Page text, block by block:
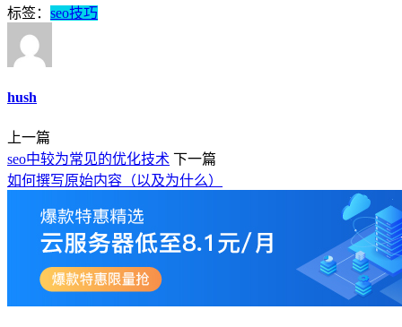
标签： seo技巧
hush
上一篇
seo中较为常见的优化技术 下一篇
如何撰写原始内容（以及为什么）